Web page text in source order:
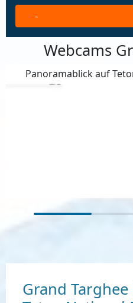
-
Webcams
Panoramablick auf Teton Valley in
Grand